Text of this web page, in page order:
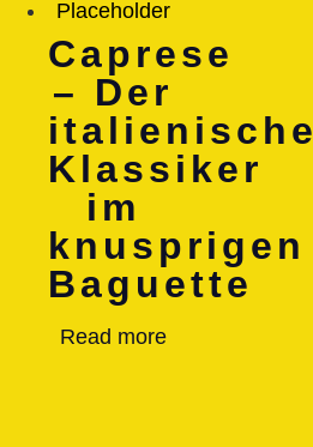
Caprese
– Der
italienische
Klassiker
im
knusprigen
Baguette
Read more